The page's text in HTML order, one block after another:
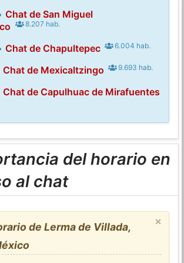
Chat de San Miguel
8.207 hab.
Chat de Chapultepec 6.004 hab.
Chat de Mexicaltzingo 9.693 hab.
Chat de Capulhuac de Mirafuentes
del horario en
al chat
×
de Lerma de Villada,